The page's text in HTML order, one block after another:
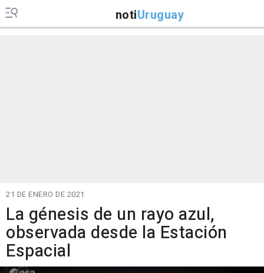
notiUruguay
21 DE ENERO DE 2021
La génesis de un rayo azul,
observada desde la Estación
Espacial